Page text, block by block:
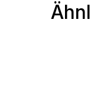
Produktgalerie